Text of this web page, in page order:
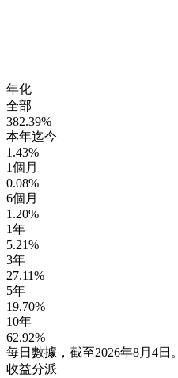
年化
全部
382.39%
本年迄今
1.43%
1個月
0.08%
6個月
1.20%
1年
5.21%
3年
27.11%
5年
19.70%
10年
62.92%
每日數據，截至2026年8月4日。
收益分派